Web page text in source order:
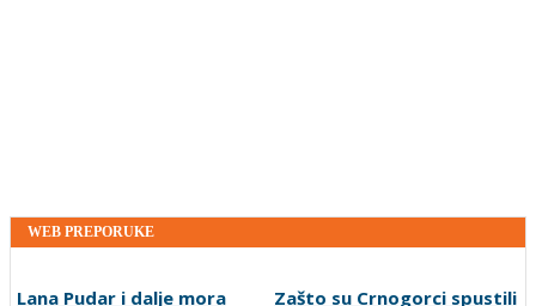
WEB PREPORUKE